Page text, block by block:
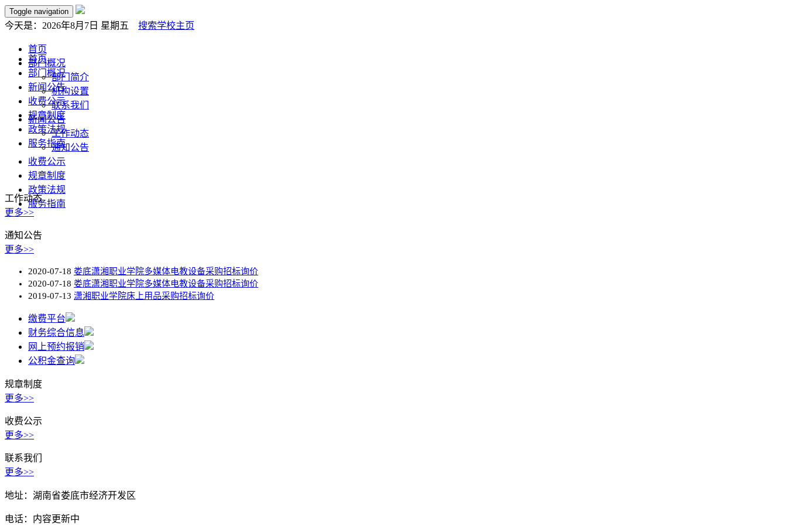
Toggle navigation
今天是： 2026年8月7日 星期五 搜索学校主页
首页
部门概况
部门简介
机构设置
联系我们
新闻公告
工作动态
通知公告
收费公示
规章制度
政策法规
服务指南
首页
部门概况
新闻公告
收费公示
规章制度
政策法规
服务指南
工作动态
更多>>
通知公告
更多>>
2020-07-18 娄底潇湘职业学院多媒体电教设备采购招标询价
2020-07-18 娄底潇湘职业学院多媒体电教设备采购招标询价
2019-07-13 潇湘职业学院床上用品采购招标询价
缴费平台
财务综合信息
网上预约报销
公积金查询
规章制度
更多>>
收费公示
更多>>
联系我们
更多>>
地址：湖南省娄底市经济开发区
电话：内容更新中